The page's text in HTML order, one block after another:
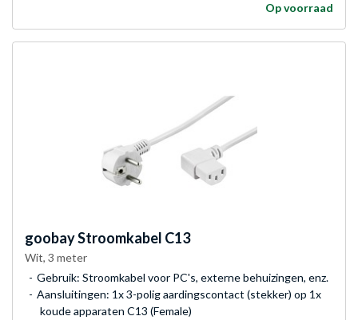
Op voorraad
goobayStroomkabel C13
Wit, 3 meter
Gebruik: Stroomkabel voor PC's, externe behuizingen, enz.
Aansluitingen: 1x 3-polig aardingscontact (stekker) op 1x
koude apparaten C13 (Female)